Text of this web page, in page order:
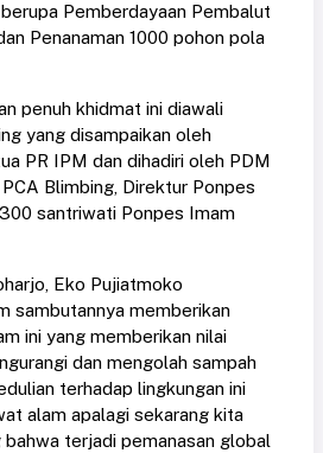
Pemberdayaan Pembalut
Penanaman 1000 pohon pola
penuh khidmat ini diawali
yang disampaikan oleh
PR IPM dan dihadiri oleh PDM
Blimbing, Direktur Ponpes
300 santriwati Ponpes Imam
Eko Pujiatmoko
sambutannya memberikan
ini yang memberikan nilai
dan mengolah sampah
terhadap lingkungan ini
alam apalagi sekarang kita
bahwa terjadi pemanasan global